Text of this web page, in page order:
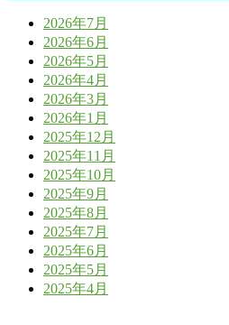
2026年7月
2026年6月
2026年5月
2026年4月
2026年3月
2026年1月
2025年12月
2025年11月
2025年10月
2025年9月
2025年8月
2025年7月
2025年6月
2025年5月
2025年4月